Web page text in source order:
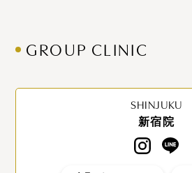
GROUP CLINIC
SHINJUKU
新宿院